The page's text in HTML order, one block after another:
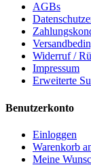
AGBs
Widerruf /
Impressum
Erweiterte
Benutzerkonto
Einloggen
Warenkorb
Meine